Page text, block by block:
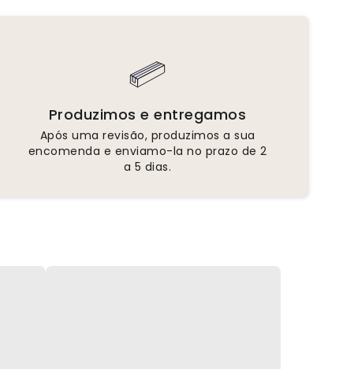
Produzimos e entregamos
Após uma revisão, produzimos a sua
encomenda e enviamo-la no prazo de 2
a 5 dias.